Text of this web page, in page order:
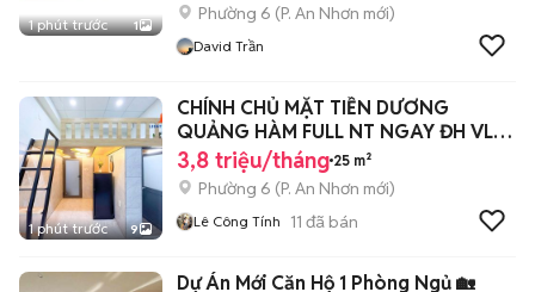
1 phút trước 1
Phường 6 (P. An Nhơn mới)
David Trần
1 phút trước 9
CHÍNH CHỦ MẶT TIỀN DƯƠNG
QUẢNG HÀM FULL NT NGAY ĐH VL
CS3, IUH, EMART
3,8 triệu/tháng 25 m²
Phường 6 (P. An Nhơn mới)
Lê Công Tính 11 đã bán
Dự Án Mới Căn Hộ 1 Phòng Ngủ 🏡